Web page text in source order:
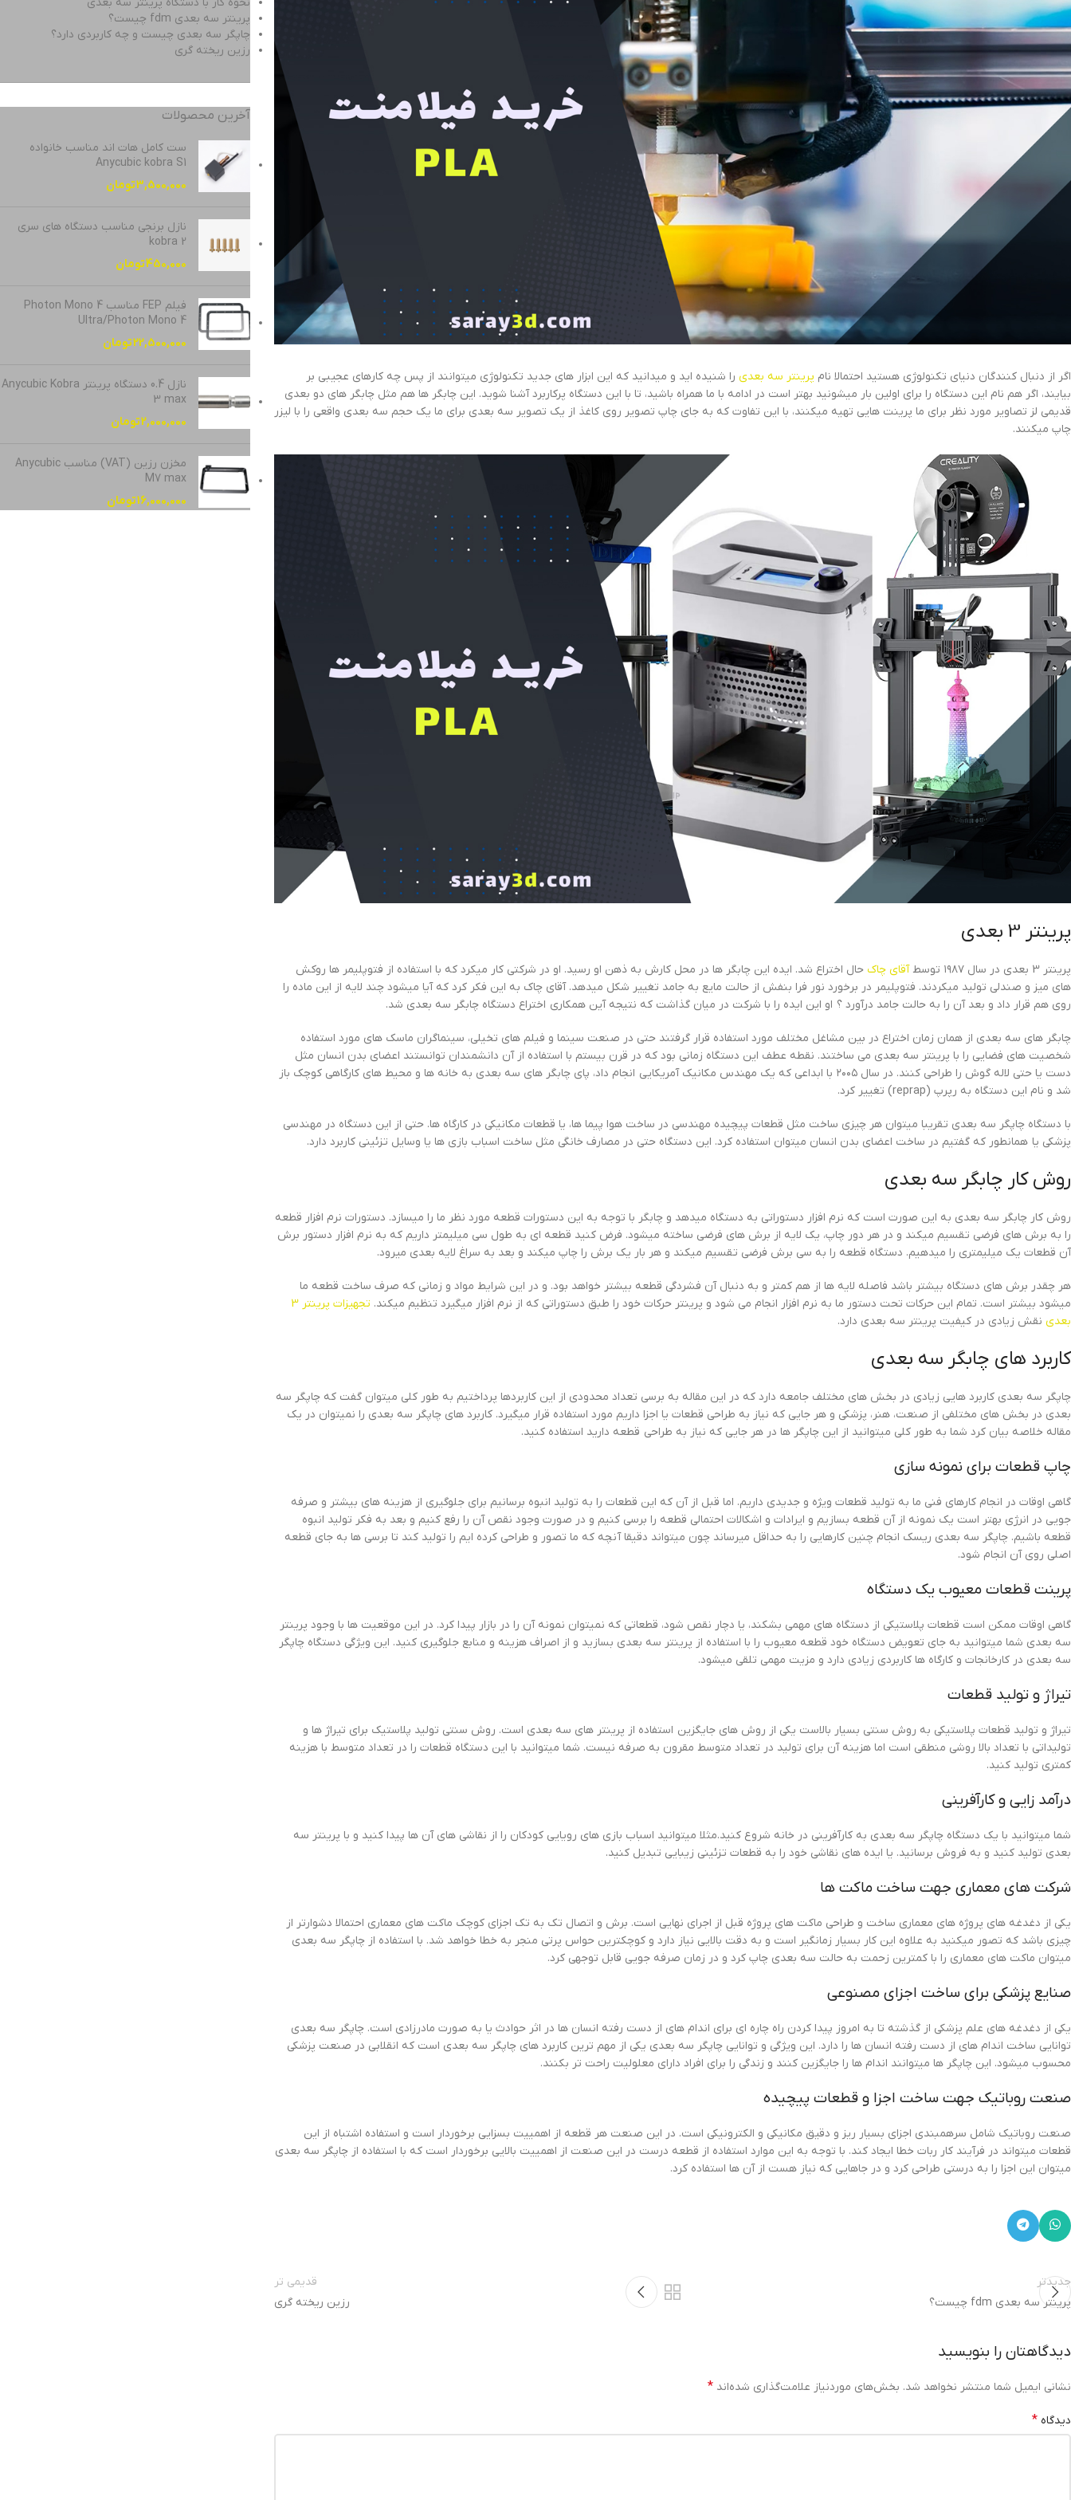
اگر از دنبال کنندگان دنیای تکنولوژی هستید احتمالا نام پرینتر سه بعدی را شنیده اید و میدانید که این ابزار های جدید تکنولوژی میتوانند از پس چه کارهای عجیبی بر
بیایند، اگر هم نام این دستگاه را برای اولین بار میشونید بهتر است در ادامه با ما همراه باشید، تا با این دستگاه پرکاربرد آشنا شوید. این چابگر ها هم مثل چابگر های دو بعدی
قدیمی لز تصاویر مورد نظر برای ما پرینت هایی تهیه میکنند، با این تفاوت که به جای چاپ تصویر روی کاغذ از یک تصویر سه بعدی برای ما یک حجم سه بعدی واقعی را با لیزر
چاپ میکنند.
پرینتر 3 بعدی
پرینتر 3 بعدی در سال ۱۹۸۷ توسط آقای چاک حال اختراع شد. ایده این چابگر ها در محل کارش به ذهن او رسید. او در شرکتی کار میکرد که با استفاده از فتوپلیمر ها روکش
های میز و صندلی تولید میکردند. فتوپلیمر در برخورد نور فرا بنفش از حالت مایع به جامد تغییر شکل میدهد. آقای چاک به این فکر کرد که آیا میشود چند لایه از این ماده را
روی هم قرار داد و بعد آن را به حالت جامد درآورد ؟ او این ایده را با شرکت در میان گذاشت که نتیجه آین همکاری اختراع دستگاه چابگر سه بعدی شد.
چابگر های سه بعدی از همان زمان اختراع در بین مشاغل مختلف مورد استفاده قرار گرفتند حتی در صنعت سینما و فیلم های تخیلی، سینماگران ماسک های مورد استفاده
شخصیت های فضایی را با پرینتر سه بعدی می ساختند. نقطه عطف این دستگاه زمانی بود که در قرن بیستم با استفاده از آن دانشمندان توانستند اعضای بدن انسان مثل
دست یا حتی لاله گوش را طراحی کنند. در سال ۲۰۰۵ با ابداعی که یک مهندس مکانیک آمریکایی انجام داد، پای چابگر های سه بعدی به خانه ها و محیط های کارگاهی کوچک باز
شد و نام این دستگاه به رپرپ (reprap) تغییر کرد.
با دستگاه چاپگر سه بعدی تقریبا میتوان هر چیزی ساخت مثل قطعات پیچیده مهندسی در ساخت هوا پیما ها، یا قطعات مکانیکی در کارگاه ها. حتی از این دستگاه در مهندسی
پزشکی یا همانطور که گفتیم در ساخت اعضای بدن انسان میتوان استفاده کرد. این دستگاه حتی در مصارف خانگی مثل ساخت اسباب بازی ها یا وسایل تزئینی کاربرد دارد.
روش کار چابگر سه بعدی
روش کار چابگر سه بعدی به این صورت است که نرم افزار دستوراتی به دستگاه میدهد و چابگر با توجه به این دستورات قطعه مورد نظر ما را میسازد. دستورات نرم افزار قطعه
را به برش های فرضی تقسیم میکند و در هر دور چاپ، یک لایه از برش های فرضی ساخته میشود. فرض کنید قطعه ای به طول سی میلیمتر داریم که به نرم افزار دستور برش
آن قطعات یک میلیمتری را میدهیم. دستگاه قطعه را به سی برش فرضی تقسیم میکند و هر بار یک برش را چاپ میکند و بعد به سراغ لایه بعدی میرود.
هر چقدر برش های دستگاه بیشتر باشد فاصله لایه ها از هم کمتر و به دنبال آن فشردگی قطعه بیشتر خواهد بود. و در این شرایط مواد و زمانی که صرف ساخت قطعه ما
میشود بیشتر است. تمام این حرکات تحت دستور ما به نرم افزار انجام می شود و پرینتر حرکات خود را طبق دستوراتی که از نرم افزار میگیرد تنظیم میکند.
تجهیزات پرینتر 3
بعدی نقش زیادی در کیفیت پرینتر سه بعدی دارد.
کاربرد های چابگر سه بعدی
چاپگر سه بعدی کاربرد هایی زیادی در بخش های مختلف جامعه دارد که در این مقاله به برسی تعداد محدودی از این کاربردها پرداختیم به طور کلی میتوان گفت که چاپگر سه
بعدی در بخش های مختلفی از صنعت، هنر، پزشکی و هر جایی که نیاز به طراحی قطعات یا اجزا داریم مورد استفاده قرار میگیرد. کاربرد های چاپگر سه بعدی را نمیتوان در یک
مقاله خلاصه بیان کرد شما به طور کلی میتوانید از این چاپگر ها در هر جایی که نیاز به طراحی قطعه دارید استفاده کنید.
چاپ قطعات برای نمونه سازی
گاهی اوقات در انجام کارهای فنی ما به تولید قطعات ویژه و جدیدی داریم. اما قبل از آن که این قطعات را به تولید انبوه برسانیم برای جلوگیری از هزینه های بیشتر و صرفه
جویی در انرژی بهتر است یک نمونه از آن قطعه بسازیم و ایرادات و اشکالات احتمالی قطعه را برسی کنیم و در صورت وجود نقص آن را رفع کنیم و بعد به فکر تولید انبوه
قطعه باشیم. چاپگر سه بعدی ریسک انجام چنین کارهایی را به حداقل میرساند چون میتواند دقیقا آنچه که ما تصور و طراحی کرده ایم را تولید کند تا برسی ها به جای قطعه
اصلی روی آن انجام شود.
پرینت قطعات معیوب یک دستگاه
گاهی اوقات ممکن است قطعات پلاستیکی از دستگاه های مهمی بشکند، یا دچار نقص شود، قطعاتی که نمیتوان نمونه آن را در بازار پیدا کرد. در این موقعیت ها با وجود پرینتر
سه بعدی شما میتوانید به جای تعویض دستگاه خود قطعه معیوب را با استفاده از پرینتر سه بعدی بسازید و از اصراف هزینه و منابع جلوگیری کنید. این ویژگی دستگاه چاپگر
سه بعدی در کارخانجات و کارگاه ها کاربردی زیادی دارد و مزیت مهمی تلقی میشود.
تیراژ و تولید قطعات
تیراژ و تولید قطعات پلاستیکی به روش سنتی بسیار بالاست یکی از روش های جایگزین استفاده از پرینتر های سه بعدی است. روش سنتی تولید پلاستیک برای تیراژ ها و
تولیداتی با تعداد بالا روشی منطقی است اما هزینه آن برای تولید در تعداد متوسط مقرون به صرفه نیست. شما میتوانید با این دستگاه قطعات را در تعداد متوسط با هزینه
کمتری تولید کنید.
درآمد زایی و کارآفرینی
شما میتوانید با یک دستگاه چاپگر سه بعدی به کارآفرینی در خانه شروع کنید.مثلا میتوانید اسباب بازی های رویایی کودکان را از نقاشی های آن ها پیدا کنید و با پرینتر سه
بعدی تولید کنید و به فروش برسانید. یا ایده های نقاشی خود را به قطعات تزئینی زیبایی تبدیل کنید.
شرکت های معماری جهت ساخت ماکت ها
یکی از دغدغه های پروژه های معماری ساخت و طراحی ماکت های پروژه قبل از اجرای نهایی است. برش و اتصال تک به تک اجزای کوچک ماکت های معماری احتمالا دشوارتر از
چیزی باشد که تصور میکنید به علاوه این کار بسیار زمانگیر است و به دقت بالایی نیاز دارد و کوچکترین حواس پرتی منجر به خطا خواهد شد. با استفاده از چاپگر سه بعدی
میتوان ماکت های معماری را با کمترین زحمت به حالت سه بعدی چاپ کرد و در زمان صرفه جویی قابل توجهی کرد.
صنایع پزشکی برای ساخت اجزای مصنوعی
یکی از دغدغه های علم پزشکی از گذشته تا به امروز پیدا کردن راه چاره ای برای اندام های از دست رفته انسان ها در اثر حوادث یا به صورت مادرزادی است. چاپگر سه بعدی
توانایی ساخت اندام های از دست رفته انسان ها را دارد. این ویژگی و توانایی چاپگر سه بعدی یکی از مهم ترین کاربرد های چاپگر سه بعدی است که انقلابی در صنعت پزشکی
محسوب میشود. این چاپگر ها میتوانند اندام ها را جایگزین کنند و زندگی را برای افراد دارای معلولیت راحت تر بکنند.
صنعت روباتیک جهت ساخت اجزا و قطعات پیچیده
صنعت روباتیک شامل سرهمبندی اجزای بسیار ریز و دقیق مکانیکی و الکترونیکی است. در این صنعت هر قطعه از اهمییت بسزایی برخوردار است و استفاده اشتباه از این
قطعات میتواند در فرآیند کار ربات خطا ایجاد کند. با توجه به این موارد استفاده از قطعه درست در این صنعت از اهمییت بالایی برخوردار است که با استفاده از چاپگر سه بعدی
میتوان این اجزا را به درستی طراحی کرد و در جاهایی که نیاز هست از آن ها استفاده کرد.
جدیدتر
پرینتر سه بعدی fdm چیست؟
قدیمی تر
رزین ریخته گری
دیدگاهتان را بنویسید
نشانی ایمیل شما منتشر نخواهد شد. بخش‌های موردنیاز علامت‌گذاری شده‌اند *
دیدگاه *
پرینتر سه بعدی fdm چیست؟
چاپگر سه بعدی چیست و چه کاربردی دارد؟
رزین ریخته گری
آخرین محصولات
ست کامل هات اند مناسب خانواده
Anycubic kobra S1
3,500,000تومان
نازل برنجی مناسب دستگاه های سری
kobra 2
450,000تومان
فیلم FEP مناسب Photon Mono 4
Ultra/Photon Mono 4
22,500,000تومان
نازل 0.4 دستگاه پرینتر Anycubic Kobra
3 max
2,000,000تومان
مخزن رزین (VAT) مناسب Anycubic
M7 max
16,000,000تومان